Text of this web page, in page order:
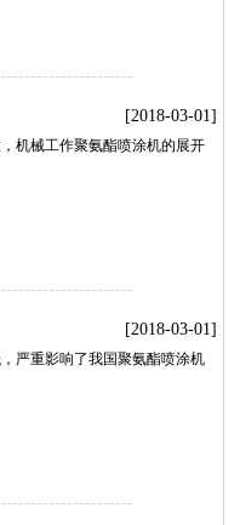
[2018-03-01]
机械工作聚氨酯喷涂机的展开
[2018-03-01]
严重影响了我国聚氨酯喷涂机